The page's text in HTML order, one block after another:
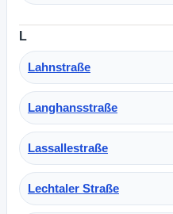
L
Lahnstraße
Langhansstraße
Lassallestraße
Lechtaler Straße